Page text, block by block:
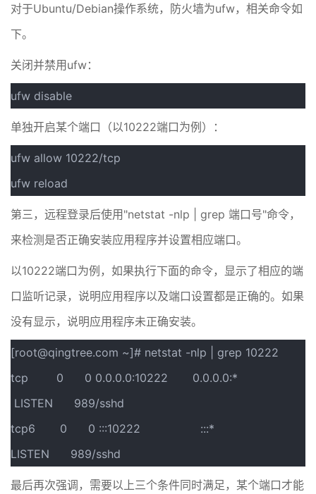
对于Ubuntu/Debian操作系统，防火墙为ufw，相关命令如
下。
关闭并禁用ufw：
ufw disable
单独开启某个端口（以10222端口为例）：
ufw allow 10222/tcp
ufw reload
第三，远程登录后使用"netstat -nlp | grep 端口号"命令，
来检测是否正确安装应用程序并设置相应端口。
以10222端口为例，如果执行下面的命令，显示了相应的端
口监听记录，说明应用程序以及端口设置都是正确的。如果
没有显示，说明应用程序未正确安装。
[root@qingtree.com ~]# netstat -nlp | grep 10222
tcp 0 0 0.0.0.0:10222 0.0.0.0:*
LISTEN 989/sshd
tcp6 0 0 :::10222 :::*
LISTEN 989/sshd
最后再次强调，需要以上三个条件同时满足，某个端口才能